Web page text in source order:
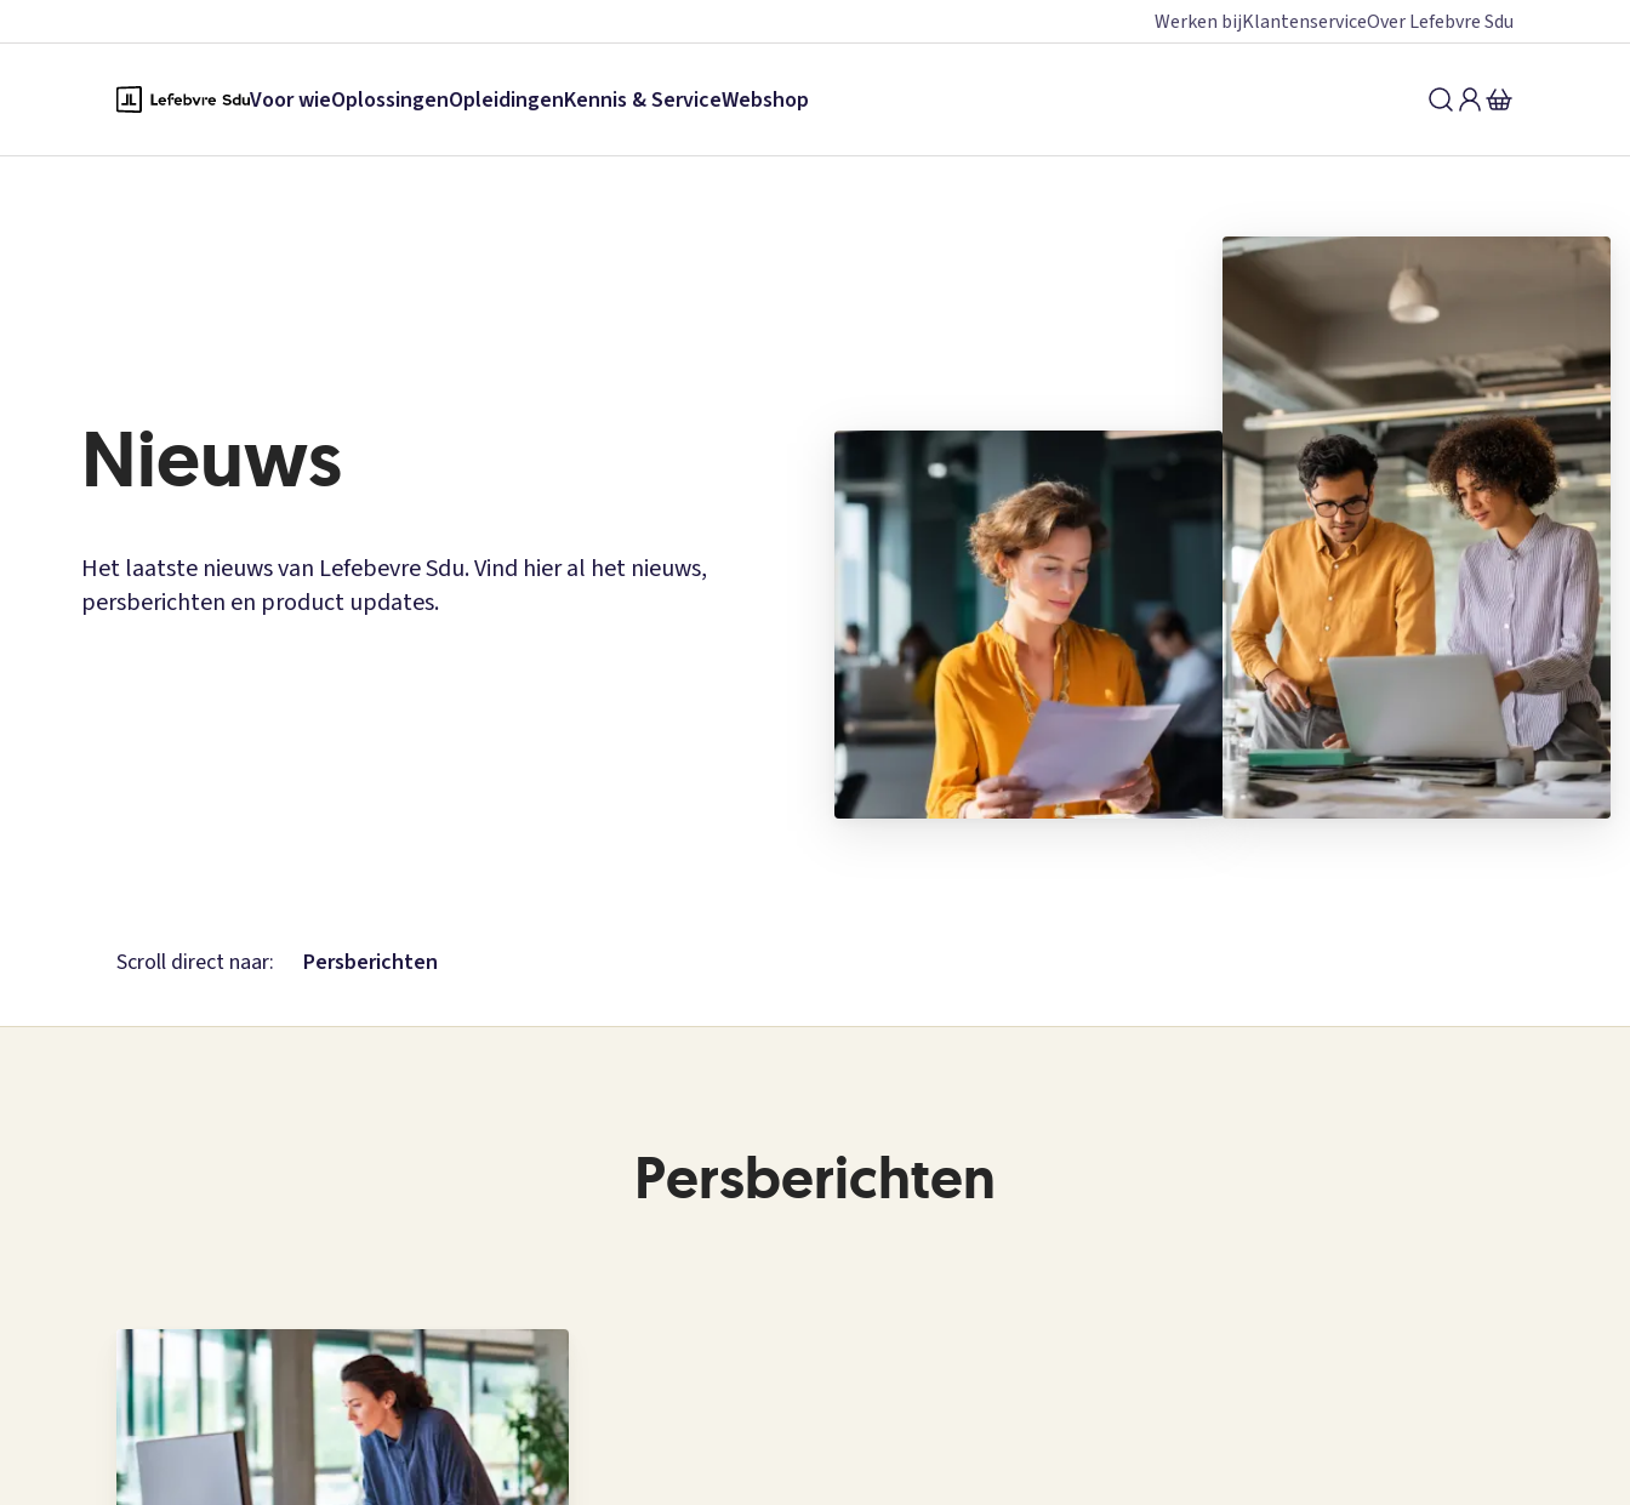
Werken bijKlantenserviceOver Lefebvre Sdu
Voor wieOplossingenOpleidingenKennis & ServiceWebshop
Nieuws
Het laatste nieuws van Lefebevre Sdu. Vind hier al het nieuws,
persberichten en product updates.
Scroll direct naar: Persberichten
Persberichten